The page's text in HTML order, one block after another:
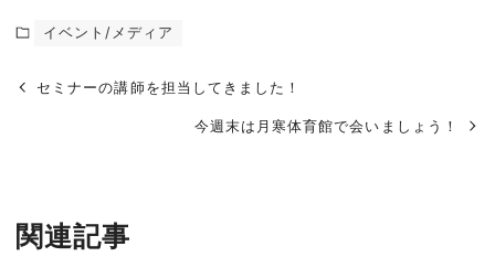
イベント/メディア
セミナーの講師を担当してきました！
今週末は月寒体育館で会いましょう！
関連記事